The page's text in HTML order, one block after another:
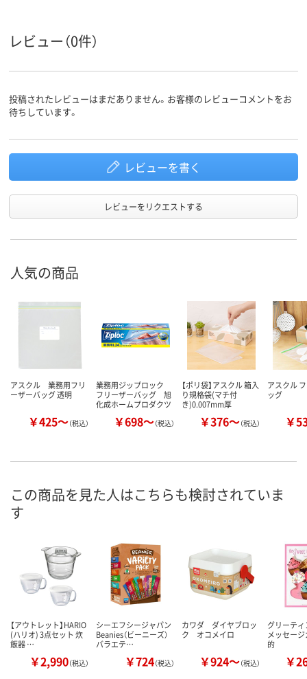
レビュー（0件）
投稿されたレビューはまだありません。お客様のレビューコメントをお
待ちしています。
レビューを書く
レビューをリクエストする
人気の商品
アスクル 業務用フリ
ーザーバッグ 透明
￥425～（税込）
業務用ジップロック
フリーザーバッグ 旭
化成ホームプロダクツ
￥698～（税込）
【ポリ袋】アスクル 箱入
り規格袋(マチ付
き)0.007mm厚
￥376～（税込）
アスクル
ッグ
￥
この商品を見た人はこちらも検討されていま
す
【アウトレット】HARIO
(ハリオ) 3点セット 炊
飯器 …
￥2,990（税込）
シーエフシージャパン
Beanies（ビーニーズ）
バラエテ…
￥724（税込）
カワダ ダイヤブロッ
ク オコメイロ
￥924～（税込）
グリーテ
メッセー
的
￥